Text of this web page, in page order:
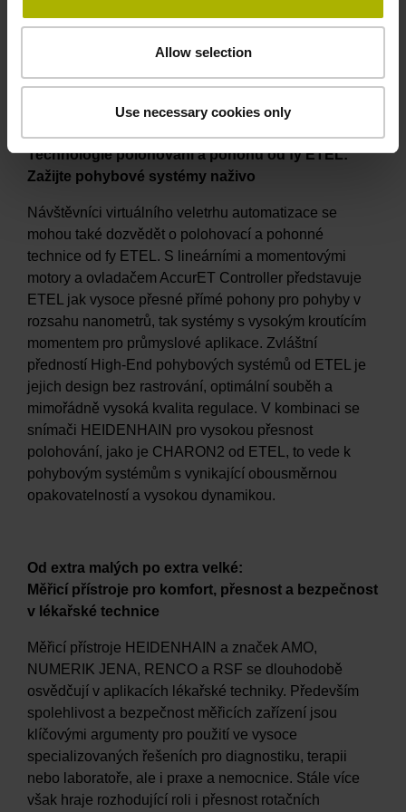
Allow selection
Use necessary cookies only
Dplus. K tomuto účelu jsou k dispozici zrcadlová
hlav na jednom zrcadle detekuje GAP 1081 naklonění
a překlopení příslušné osy.
Technologie polohování a pohonu od fy ETEL:
Zažijte pohybové systémy naživo
Návštěvníci virtuálního veletrhu automatizace se
mohou také dozvědět o polohovací a pohonné
technice od fy ETEL. S lineárními a momentovými
motory a ovladačem AccurET Controller představuje
ETEL jak vysoce přesné přímé pohony pro pohyby v
rozsahu nanometrů, tak systémy s vysokým kroutícím
momentem pro průmyslové aplikace. Zvláštní
předností High-End pohybových systémů od ETEL je
jejich design bez rastrování, optimální souběh a
mimořádně vysoká kvalita regulace. V kombinaci se
snímači HEIDENHAIN pro vysokou přesnost
polohování, jako je CHARON2 od ETEL, to vede k
pohybovým systémům s vynikající obousměrnou
opakovatelností a vysokou dynamikou.
Od extra malých po extra velké:
Měřicí přístroje pro komfort, přesnost a bezpečnost
v lékařské technice
Měřicí přístroje HEIDENHAIN a značek AMO,
NUMERIK JENA, RENCO a RSF se dlouhodobě
osvědčují v aplikacích lékařské techniky. Především
spolehlivost a bezpečnost měřicích zařízení jsou
klíčovými argumenty pro použití ve vysoce
specializovaných řešeních pro diagnostiku, terapii
nebo laboratoře, ale i praxe a nemocnice. Stále více
však hraje rozhodující roli i přesnost rotačních